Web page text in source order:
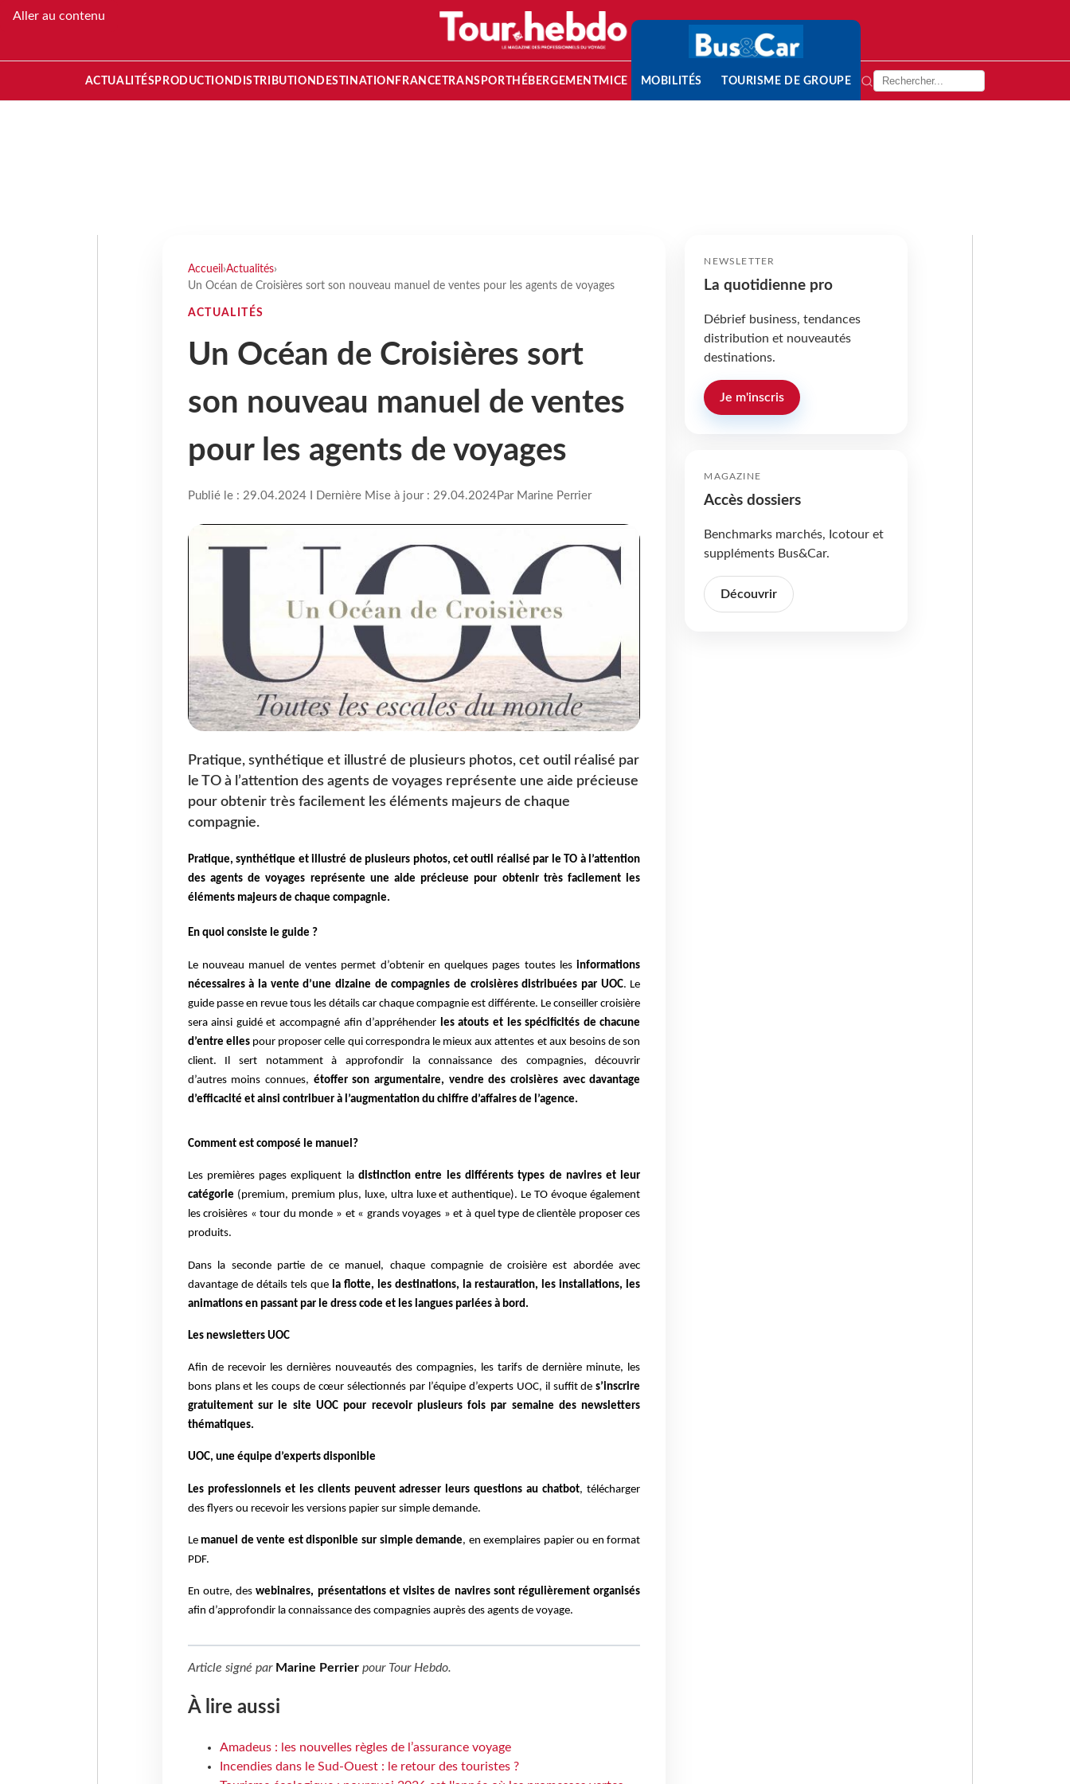
Aller au contenu
ACTUALITÉS PRODUCTION DISTRIBUTION DESTINATION FRANCETRANSPORT HÉBERGEMENTMICE MOBILITÉS TOURISME DE GROUPE
Accueil ›Actualités›
Un Océan de Croisières sort son nouveau manuel de ventes pour les agents de voyages
ACTUALITÉS
Un Océan de Croisières sort
son nouveau manuel de ventes
pour les agents de voyages
Publié le : 29.04.2024 I Dernière Mise à jour : 29.04.2024Par Marine Perrier
Pratique, synthétique et illustré de plusieurs photos, cet outil réalisé par
le TO à l’attention des agents de voyages représente une aide précieuse
pour obtenir très facilement les éléments majeurs de chaque
compagnie.
Pratique, synthétique et illustré de plusieurs photos, cet outil réalisé par le TO à l’attention
des agents de voyages représente une aide précieuse pour obtenir très facilement les
éléments majeurs de chaque compagnie.
En quoi consiste le guide ?
Le nouveau manuel de ventes permet d’obtenir en quelques pages toutes lesinformations
nécessaires à la vente d’une dizaine de compagnies de croisières distribuées par UOC. Le
guide passe en revue tous les détails car chaque compagnie est différente. Le conseiller croisière
sera ainsi guidé et accompagné afin d’appréhender les atouts et les spécificités de chacune
d’entre ellespour proposer celle qui correspondra le mieux aux attentes et aux besoins de son
client. Il sert notamment à approfondir la connaissance des compagnies, découvrir
d’autres moins connues, étoffer son argumentaire, vendre des croisières avec davantage
d’efficacité et ainsi contribuer à l’augmentation du chiffre d’affaires de l’agence.
Comment est composé le manuel?
Les premières pages expliquent ladistinction entre les différents types de navires et leur
catégorie (premium, premium plus, luxe, ultra luxe et authentique). Le TO évoque également
les croisières « tour du monde » et « grands voyages » et à quel type de clientèle proposer ces
produits.
Dans la seconde partie de ce manuel, chaque compagnie de croisière est abordée avec
davantage de détails tels que la flotte, les destinations, la restauration, les installations, les
animations en passant par le dress code et les langues parlées à bord.
Les newsletters UOC
Afin de recevoir les dernières nouveautés des compagnies, les tarifs de dernière minute, les
bons plans et les coups de cœur sélectionnés par l’équipe d’experts UOC, il suffit des’inscrire
gratuitement sur le site UOC pour recevoir plusieurs fois par semaine des newsletters
thématiques.
UOC, une équipe d’experts disponible
Les professionnels et les clients peuvent adresser leurs questions au chatbot, télécharger
des flyers ou recevoir les versions papier sur simple demande.
Lemanuel de vente est disponible sur simple demande, en exemplaires papier ou en format
PDF.
En outre, des webinaires, présentations et visites de navires sont régulièrement organisés
afin d’approfondir la connaissance des compagnies auprès des agents de voyage.
Article signé par Marine Perrierpour Tour Hebdo.
À lire aussi
Amadeus : les nouvelles règles de l’assurance voyage
Incendies dans le Sud-Ouest : le retour des touristes ?
NEWSLETTER
La quotidienne pro
Débrief business, tendances
distribution et nouveautés
destinations.
Je m'inscris
MAGAZINE
Accès dossiers
Benchmarks marchés, Icotour et
suppléments Bus&Car.
Découvrir